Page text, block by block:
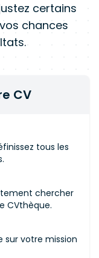
certains
chances
CV
tous les
chercher
CVthèque.
sur votre mission